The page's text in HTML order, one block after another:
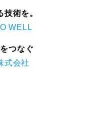
術を。
WELL
つなぐ
式会社